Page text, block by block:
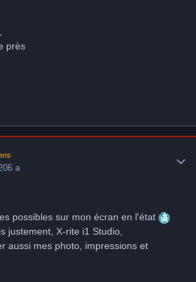
près
6 a
possibles sur mon écran en l'état
justement, X-rite i1 Studio,
aussi mes photo, impressions et